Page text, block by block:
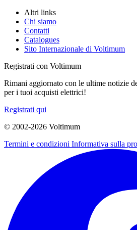
Altri links
Chi siamo
Contatti
Catalogues
Sito Internazionale di Voltimum
Registrati con Voltimum
Rimani aggiornato con le ultime notizie
per i tuoi acquisti elettrici!
Registrati qui
© 2002-2026 Voltimum
Termini e condizioni Informativa sulla